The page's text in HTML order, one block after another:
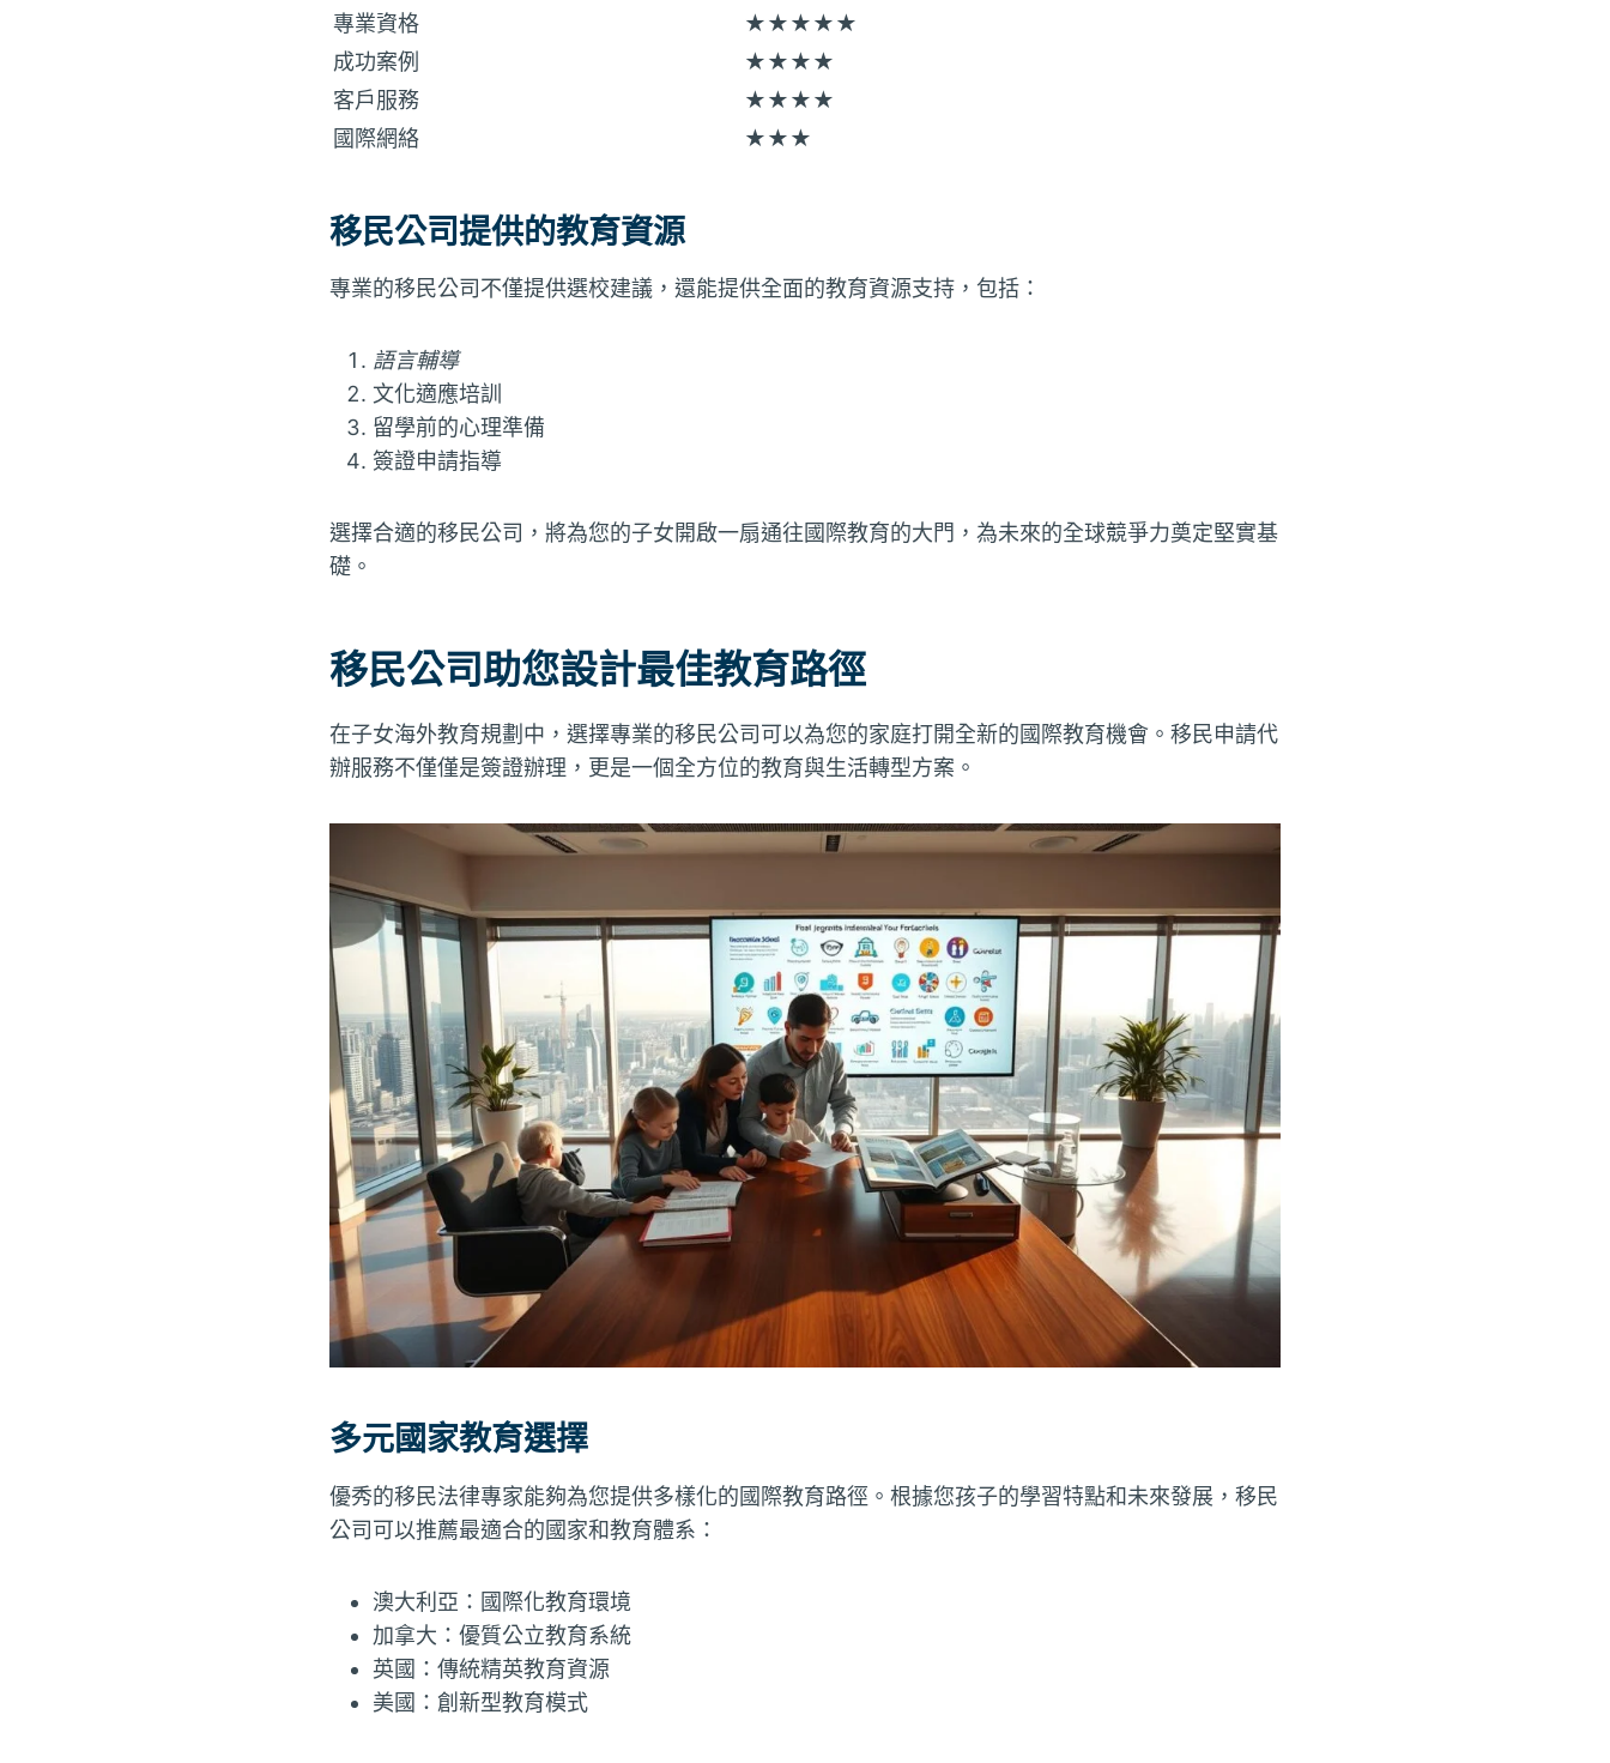
專業資格
★★★★★
成功案例
★★★★
客戶服務
★★★★
國際網絡
★★★
移民公司提供的教育資源
專業的移民公司不僅提供選校建議，還能提供全面的教育資源支持，包括：
語言輔導
文化適應培訓
留學前的心理準備
簽證申請指導
選擇合適的移民公司，將為您的子女開啟一扇通往國際教育的大門，為未來的全球競爭力奠定堅實基
礎。
移民公司助您設計最佳教育路徑
在子女海外教育規劃中，選擇專業的移民公司可以為您的家庭打開全新的國際教育機會。移民申請代
辦服務不僅僅是簽證辦理，更是一個全方位的教育與生活轉型方案。
多元國家教育選擇
優秀的移民法律專家能夠為您提供多樣化的國際教育路徑。根據您孩子的學習特點和未來發展，移民
公司可以推薦最適合的國家和教育體系：
澳大利亞：國際化教育環境
加拿大：優質公立教育系統
英國：傳統精英教育資源
美國：創新型教育模式